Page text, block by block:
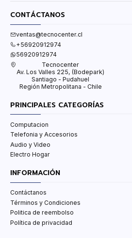
CONTÁCTANOS
ventas@tecnocenter.cl
+56920912974
56920912974
Tecnocenter
Av. Los Valles 225, (Bodepark)
Santiago - Pudahuel
Región Metropolitana - Chile
PRINCIPALES CATEGORÍAS
Computacion
Telefonia y Accesorios
Audio y Video
Electro Hogar
INFORMACIÓN
Contáctanos
Términos y Condiciones
Politica de reembolso
Política de privacidad